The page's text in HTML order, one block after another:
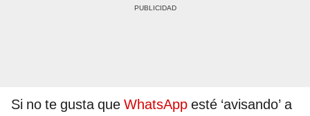
Si no te gusta que WhatsApp esté ‘avisando’ a